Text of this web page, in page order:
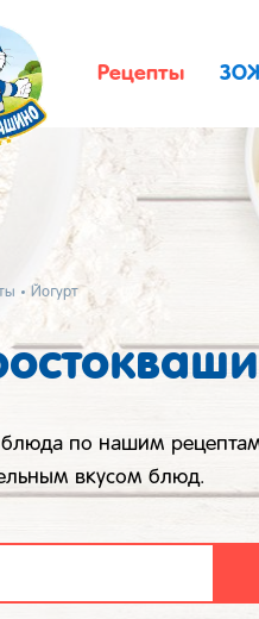
Рецепты
Йогурт
блюда по нашим
вкусом блюд.